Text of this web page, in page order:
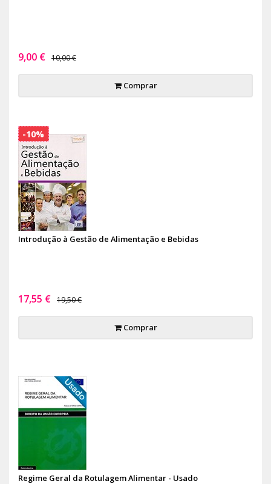
9,00 € 10,00 €
Comprar
Introdução à Gestão de Alimentação e Bebidas
17,55 € 19,50 €
Comprar
-10%
Regime Geral da Rotulagem Alimentar - Usado